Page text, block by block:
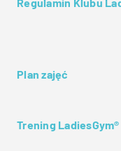
Plan zajęć
Trening LadiesGym®